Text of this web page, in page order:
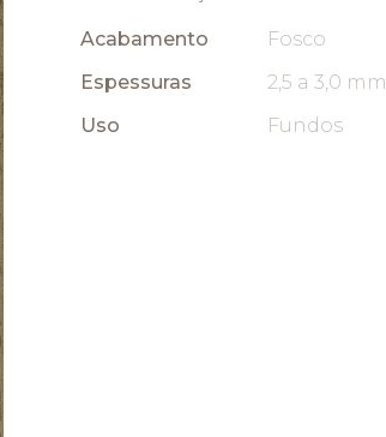
Acabamento
Fosco
Espessuras
2,5 a 3,0 mm
Uso
Fundos